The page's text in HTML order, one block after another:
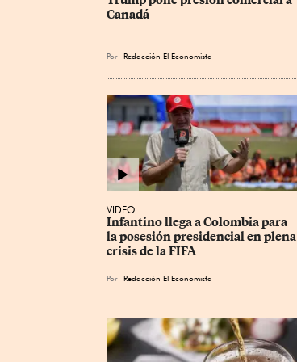
Canadá
Por Redacción El Economista
VIDEO
Infantino llega a Colombia para
la posesión presidencial en plena
crisis de la FIFA
Por Redacción El Economista